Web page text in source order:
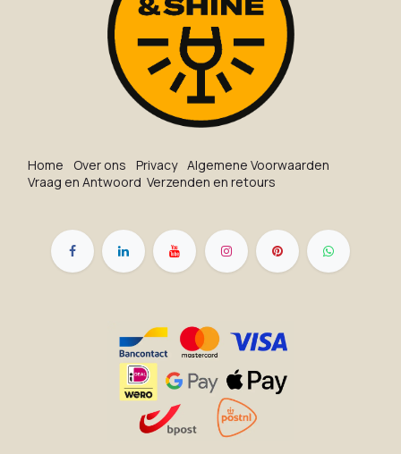
Ho​me O​ve​r on​s Privacy Algemene Voorwaarden
Vraag en Antwoord Verzenden en retours